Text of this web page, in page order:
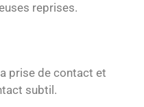
reprises.
prise de contact et
subtil.